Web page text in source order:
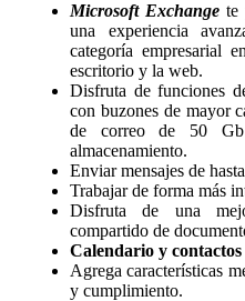
Microsoft Exchangete
una experiencia
categoría empresarial
escritorio y la web.
Disfruta de funciones
con buzones de mayor
de correo de 50
almacenamiento.
Enviar mensajes de
Trabajar de forma más
Disfruta de una
compartido de
Calendario y
Agrega características
y cumplimiento.